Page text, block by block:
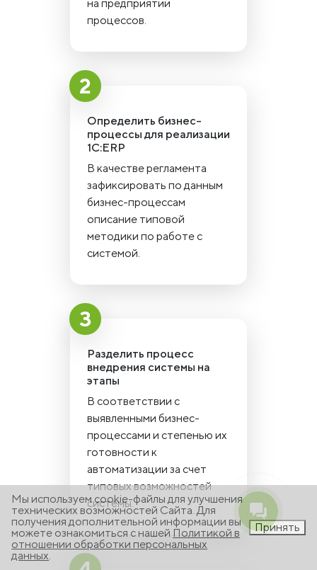
на предприятии
процессов.
Определить бизнес-
процессы для реализации
1С:ERP
В качестве регламента
зафиксировать по данным
бизнес-процессам
описание типовой
методики по работе с
системой.
Разделить процесс
внедрения системы на
этапы
В соответствии с
выявленными бизнес-
процессами и степенью их
готовности к
автоматизации за счет
типовых возможностей
системы.
Мы используем cookie-файлы для улучшения
технических возможностей Сайта. Для
получения дополнительной информации вы
можете ознакомиться с нашей Политикой в
отношении обработки персональных
данных.
Принять